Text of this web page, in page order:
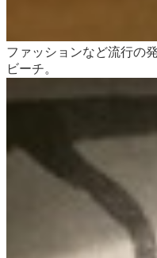
ファッションなど流行の
ビーチ。